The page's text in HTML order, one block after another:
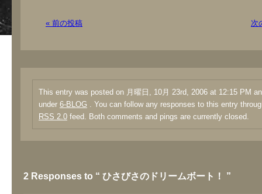
« 前の投稿 次
This entry was posted on 月曜日, 10月 23rd, 2006 at 12:15 PM
under 6-BLOG . You can follow any responses to this entry
RSS 2.0 feed. Both comments and pings are currently closed.
2 Responses to “ ひさびさのドリームボート！ ”